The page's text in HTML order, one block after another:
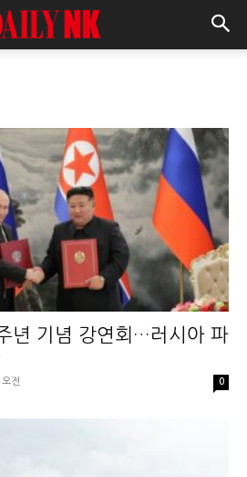
년 기념 강연회…러시아 파
전 0